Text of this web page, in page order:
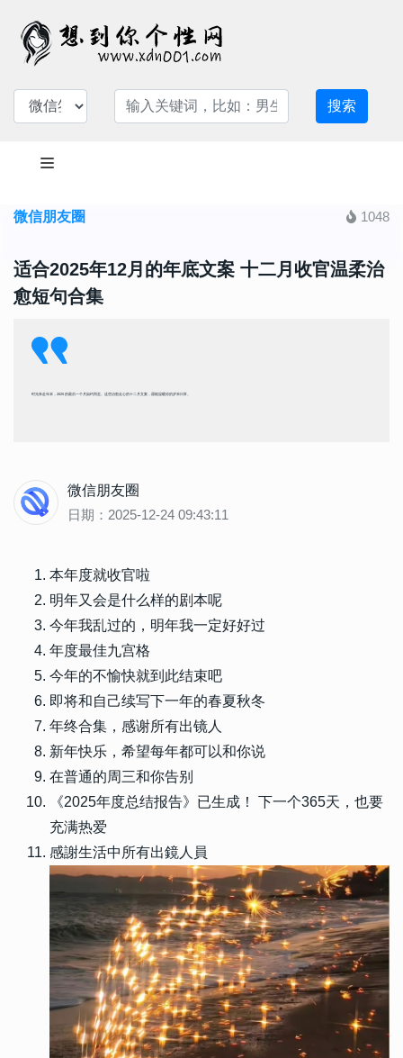
搜索
微信朋友圈 1048
适合2025年12月的年底文案 十二月收官温柔治
愈短句合集
时光奔赴年末，2025 的最后一个月如约而至。这些治愈走心的十二月文案，愿能温暖你的岁末日常。
微信朋友圈
日期：2025-12-24 09:43:11
本年度就收官啦
明年又会是什么样的剧本呢
今年我乱过的，明年我一定好好过
年度最佳九宫格
今年的不愉快就到此结束吧
即将和自己续写下一年的春夏秋冬
年终合集，感谢所有出镜人
新年快乐，希望每年都可以和你说
在普通的周三和你告别
《2025年度总结报告》已生成！ 下一个365天，也要
充满热爱
感謝生活中所有出鏡人員